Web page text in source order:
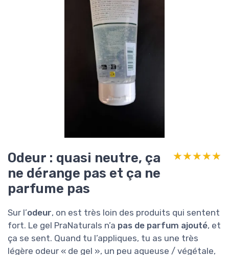
Odeur : quasi neutre, ça
ne dérange pas et ça ne
parfume pas
★★★★★
★★★★★
Sur l’odeur, on est très loin des produits qui sentent
fort. Le gel PraNaturals n’a pas de parfum ajouté, et
ça se sent. Quand tu l’appliques, tu as une très
légère odeur « de gel », un peu aqueuse / végétale,